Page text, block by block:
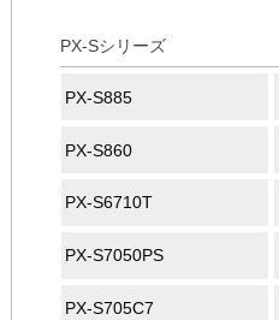
PX-Sシリーズ
PX-S885
PX-S860
PX-S6710T
PX-S7050PS
PX-S705C7